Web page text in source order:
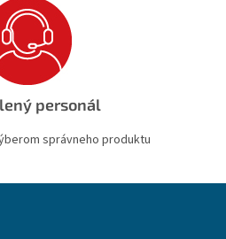
personál
správneho produktu